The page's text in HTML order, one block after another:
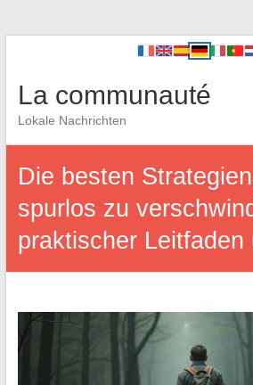
La communauté
Lokale Nachrichten
Die besten
spurlos zu
praktischer Leitfaden